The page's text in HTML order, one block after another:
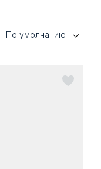
По умолчанию